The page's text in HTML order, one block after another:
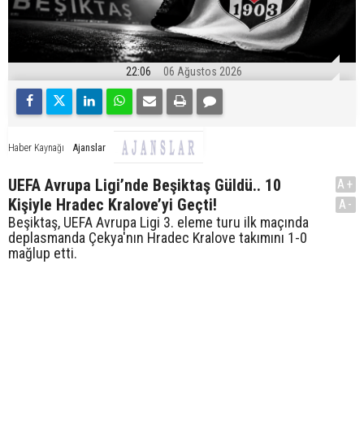
22:06 06 Ağustos 2026
Haber Kaynağı Ajanslar
UEFA Avrupa Ligi’nde Beşiktaş Güldü.. 10
Kişiyle Hradec Kralove’yi Geçti!
Beşiktaş, UEFA Avrupa Ligi 3. eleme turu ilk maçında
deplasmanda Çekya'nın Hradec Kralove takımını 1-0
mağlup etti.
A+
A-